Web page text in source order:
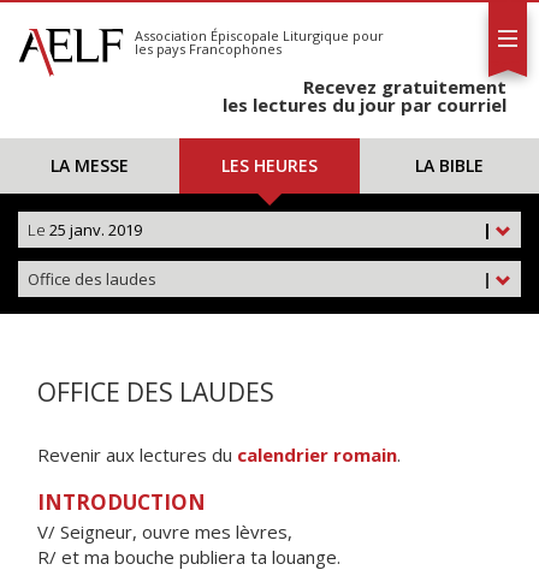
S'abonner
Calendrier
Association Épiscopale Liturgique pour
les pays Francophones
Recevez gratuitement
les lectures du jour par courriel
LA MESSE LES HEURES LA BIBLE
|
Le 25 janv. 2019
|
Office des laudes
OFFICE DES LAUDES
Revenir aux lectures du calendrier romain.
INTRODUCTION
V/ Seigneur, ouvre mes lèvres,
R/ et ma bouche publiera ta louange.